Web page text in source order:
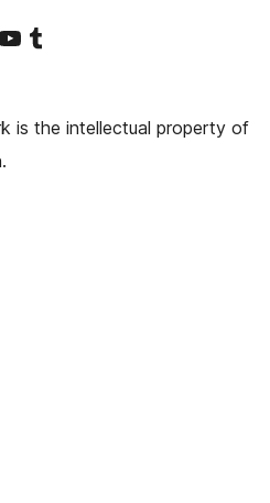
দেখুন
আমাদের ইউটিউব চ্যানেলে যান আমাদের টাম্বলার অ্যাকাউন্ট দেখুন
is the intellectual property of